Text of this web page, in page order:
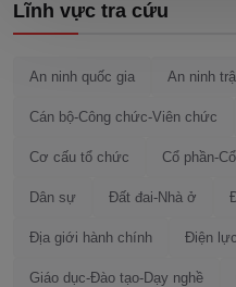
Lĩnh vực tra cứu
An ninh quốc gia An ninh
Cán bộ-Công chức-Viên chức
Cơ cấu tổ chức Cổ phần-
Dân sự Đất đai-Nhà ở
Địa giới hành chính Điện lực
Giáo dục-Đào tạo-Dạy nghề